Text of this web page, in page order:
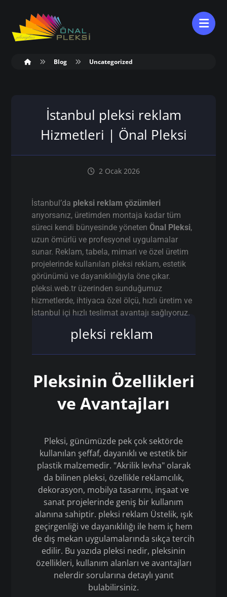
Blog Uncategorized
İstanbul pleksi reklam
Hizmetleri | Önal Pleksi
2 Ocak 2026
İstanbul’da pleksi reklam çözümleri
arıyorsanız, üretimden montaja kadar tüm
süreci kendi bünyesinde yönetenÖnal Pleksi,
uzun ömürlü ve profesyonel uygulamalar
sunar. Reklam, tabela, mimari ve özel üretim
projelerinde kullanılan pleksi reklam, estetik
görünümü ve dayanıklılığıyla öne çıkar.
pleksi.web.tr üzerinden sunduğumuz
hizmetlerde, ihtiyaca özel ölçü, hızlı üretim ve
İstanbul içi hızlı teslimat avantajı sağlıyoruz.
pleksi reklam
Pleksinin Özellikleri
ve Avantajları
Pleksi, günümüzde pek çok sektörde
kullanılan şeffaf, dayanıklı ve estetik bir
plastik malzemedir. "Akrilik levha" olarak
da bilinen pleksi, özellikle reklamcılık,
dekorasyon, mobilya tasarımı, inşaat ve
sanat projelerinde geniş bir kullanım
alanına sahiptir. pleksi reklam Üstelik, ışık
geçirgenliği ve dayanıklılığı ile hem iç hem
de dış mekan uygulamalarında sıkça tercih
edilir. Bu yazıda pleksi nedir, pleksinin
özellikleri, kullanım alanları ve avantajları
nelerdir sorularına detaylı yanıt
bulabilirsiniz.